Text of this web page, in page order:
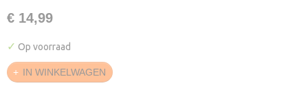
€ 14,99
✓ Op voorraad
IN WINKELWAGEN